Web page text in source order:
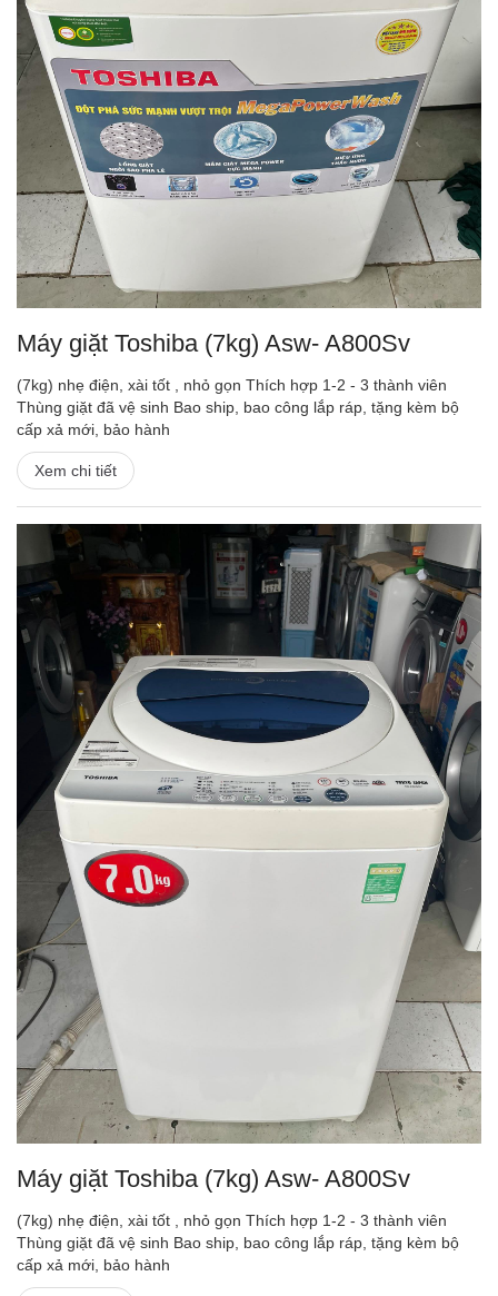
Máy giặt Toshiba (7kg) Asw- A800Sv
(7kg) nhẹ điện, xài tốt , nhỏ gọn Thích hợp 1-2 - 3 thành viên
Thùng giặt đã vệ sinh Bao ship, bao công lắp ráp, tặng kèm bộ
cấp xả mới, bảo hành
Xem chi tiết
Máy giặt Toshiba (7kg) Asw- A800Sv
(7kg) nhẹ điện, xài tốt , nhỏ gọn Thích hợp 1-2 - 3 thành viên
Thùng giặt đã vệ sinh Bao ship, bao công lắp ráp, tặng kèm bộ
cấp xả mới, bảo hành